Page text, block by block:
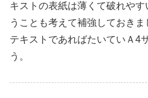
キストの表紙は薄くて破れや
うことも考えて補強しておき
テキストであればたいていＡ4
う。